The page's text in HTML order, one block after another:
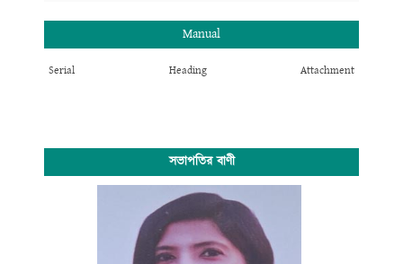
Manual
Serial Heading Attachment
সভাপতির বাণী